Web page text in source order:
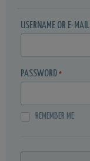
USERNAME OR E-MAIL
PASSWORD *
REMEMBER ME